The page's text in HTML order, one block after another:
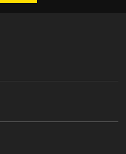
理方法
在执行合同所需的期限内，以及在合
关同意书签发之日起，或在您决定撤销
；
正确、合法、透明的原则，并保护其中